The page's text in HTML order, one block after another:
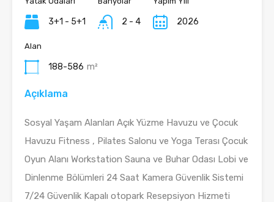
3+1 - 5+1 2 - 4 2026
Alan
188-586 m²
Açıklama
Sosyal Yaşam Alanları Açık Yüzme Havuzu ve Çocuk
Havuzu Fitness , Pilates Salonu ve Yoga Terası Çocuk
Oyun Alanı Workstation Sauna ve Buhar Odası Lobi ve
Dinlenme Bölümleri 24 Saat Kamera Güvenlik Sistemi
7/24 Güvenlik Kapalı otopark Resepsiyon Hizmeti